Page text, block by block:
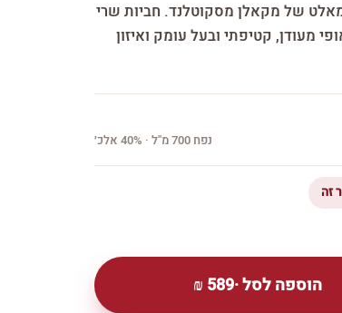
מאלט של מקאלן מסקוטלנד. חביות שרי
מעודן, קטיפתי ובעל עומק ואיזון
נפח 700 מ''ל · 40% אלכ׳
הוספה לסל ·589
₪